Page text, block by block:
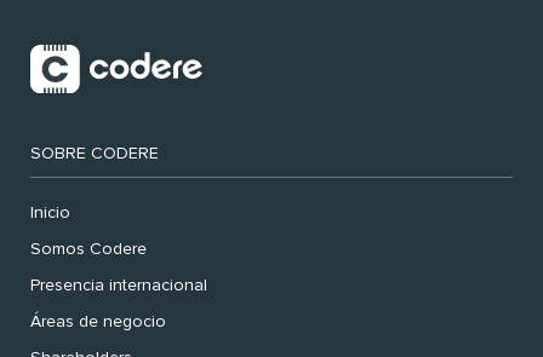
SOBRE CODERE
Inicio
Somos Codere
Presencia internacional
Áreas de negocio